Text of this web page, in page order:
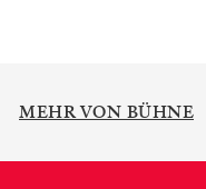
MEHR VON BÜHNE